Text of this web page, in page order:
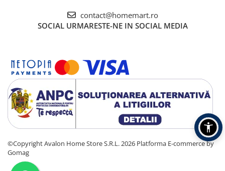
contact@homemart.ro
SOCIAL URMARESTE-NE IN SOCIAL MEDIA
©Copyright Avalon Home Store S.R.L. 2026 Platforma E-commerce by
Gomag